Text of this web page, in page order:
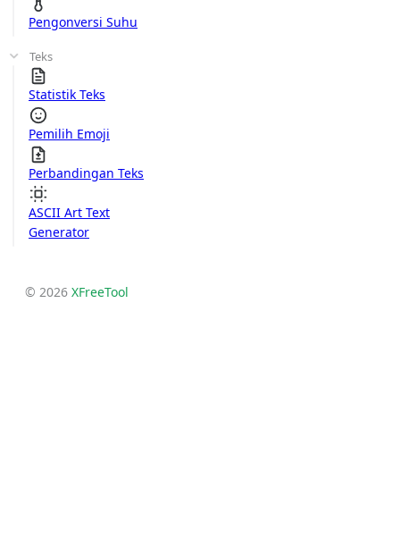
Pengonversi Suhu
Teks
Statistik Teks
Pemilih Emoji
Perbandingan Teks
ASCII Art Text
Generator
© 2026 XFreeTool